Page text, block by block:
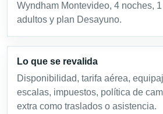
Wyndham Montevideo, 4 noches, 1
adultos y plan Desayuno.
Lo que se revalida
Disponibilidad, tarifa aérea,
escalas, impuestos, política de
extra como traslados o asistencia.